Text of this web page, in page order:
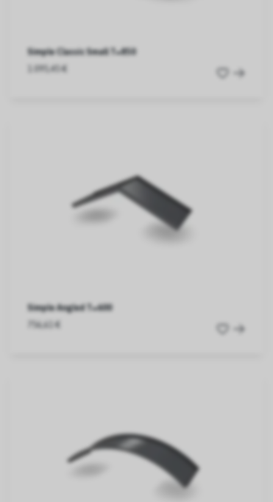
Simple Classic Small T=850
1.095,45 €
Simple Angled T=600
756,61 €